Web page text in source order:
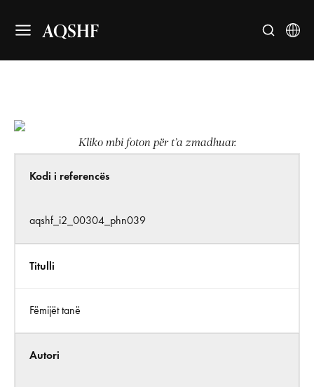
AQSHF
Kliko mbi foton për t’a zmadhuar.
Kodi i referencës
aqshf_i2_00304_phn039
Titulli
Fëmijët tanë
Autori